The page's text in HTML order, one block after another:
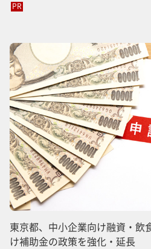
PR
東京都、中小企業向け融資・飲
け補助金の政策を強化・延長